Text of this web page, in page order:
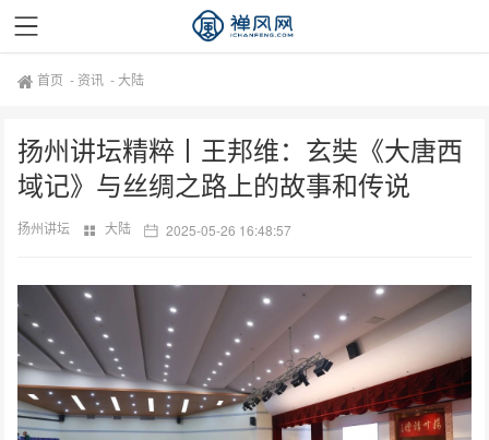
首页 - 资讯 -大陆
扬州讲坛精粹丨王邦维：玄奘《大唐西
域记》与丝绸之路上的故事和传说
扬州讲坛 大陆 2025-05-26 16:48:57